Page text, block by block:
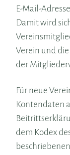
E-Mail-
Damit wird
Verein und
der
Für neue
Kontendaten
dem Kodex